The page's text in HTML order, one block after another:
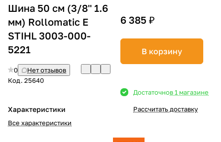
Шина 50 см (3/8'' 1.6
мм) Rollomatic E
STIHL 3003-000-
5221
0
Нет отзывов
Код. 25640
Характеристики
Все характеристики
6 385 ₽
В корзину
Достаточнов 1 магазине
Рассчитать доставку
График платежей
Сегодня
25%